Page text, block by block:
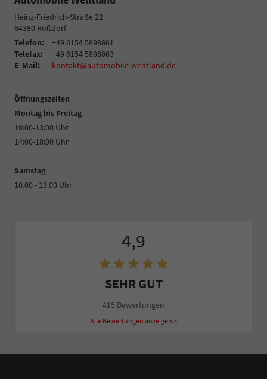
Heinz-Friedrich-Straße 22
64380 Roßdorf
Telefon:
+49 6154 5898861
Telefax:
+49 6154 5898863
E-Mail:
kontakt@automobile-wentland.de
Öffnungszeiten
Montag bis Freitag
10:00-13:00 Uhr
14:00-18:00 Uhr
Samstag
10.00 - 13.00 Uhr
4,9
SEHR GUT
415 Bewertungen
Alle Bewertungen anzeigen >